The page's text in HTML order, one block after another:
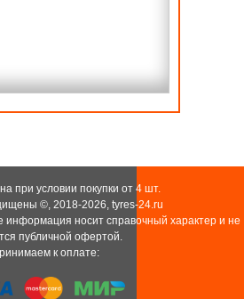
при условии покупки от 4 шт.
©, 2018-2026, tyres-24.ru
информация носит справочный характер и не
публичной офертой.
к оплате: